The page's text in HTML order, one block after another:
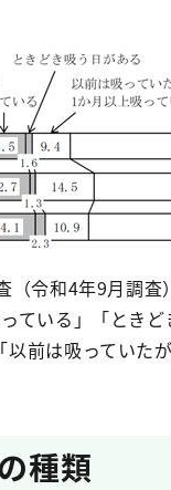
（令和4年9月調
ている」「とき
以前は吸っていた
種類